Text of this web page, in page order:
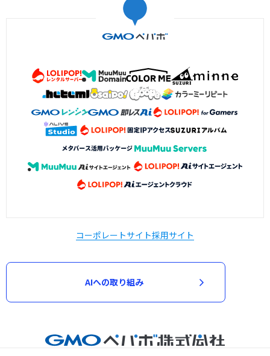
コーポレートサイト採用サイト
AIへの取り組み